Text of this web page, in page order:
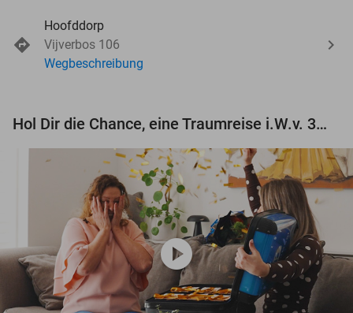
Hoofddorp
Vijverbos 106
Wegbeschreibung
Hol Dir die Chance, eine Traumreise i.W.v. 3.000 € zu gewinnen!
play_circle